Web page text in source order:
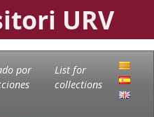
URV
por
List for
collections